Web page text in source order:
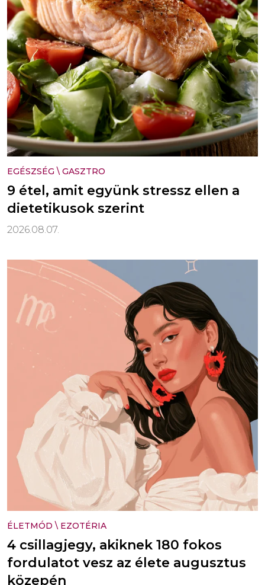
EGÉSZSÉG \ GASZTRO
9 étel, amit együnk stressz ellen a
dietetikusok szerint
2026.08.07.
ÉLETMÓD \ EZOTÉRIA
4 csillagjegy, akiknek 180 fokos
fordulatot vesz az élete augusztus
közepén